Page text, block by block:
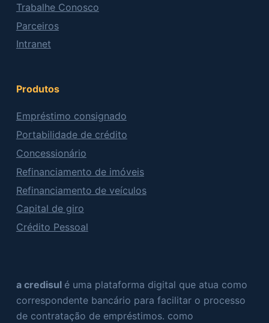
Trabalhe Conosco
Parceiros
Intranet
Produtos
Empréstimo consignado
Portabilidade de crédito
Concessionário
Refinanciamento de imóveis
Refinanciamento de veículos
Capital de giro
Crédito Pessoal
a credisul é uma plataforma digital que atua como
correspondente bancário para facilitar o processo
de contratação de empréstimos. como